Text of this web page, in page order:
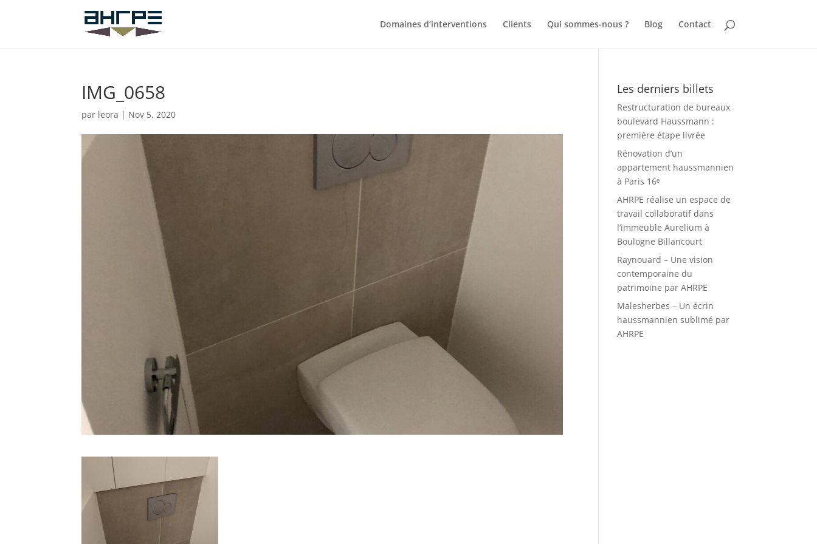
Domaines d’interventions Clients Qui sommes-nous ? Blog Contact
IMG_0658
par leora | Nov 5, 2020
Les derniers billets
Restructuration de bureaux
boulevard Haussmann :
première étape livrée
Rénovation d’un
appartement haussmannien
à Paris 16ᵉ
AHRPE réalise un espace de
travail collaboratif dans
l’immeuble Aurelium à
Boulogne Billancourt
Raynouard – Une vision
contemporaine du
patrimoine par AHRPE
Malesherbes – Un écrin
haussmannien sublimé par
AHRPE